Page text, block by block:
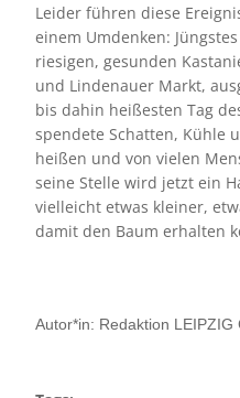
Leider führen diese
einem Umdenken:
riesigen, gesunden
und Lindenauer Markt,
bis dahin heißesten Tag
spendete Schatten, Kühle
heißen und von vielen
seine Stelle wird jetzt ein
vielleicht etwas kleiner,
damit den Baum erhalten
Autor*in: Redaktion LEIPZIG